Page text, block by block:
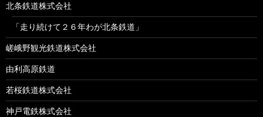
北条鉄道株式会社
「走り続けて２６年わが北条鉄道」
嵯峨野観光鉄道株式会社
由利高原鉄道
若桜鉄道株式会社
神戸電鉄株式会社